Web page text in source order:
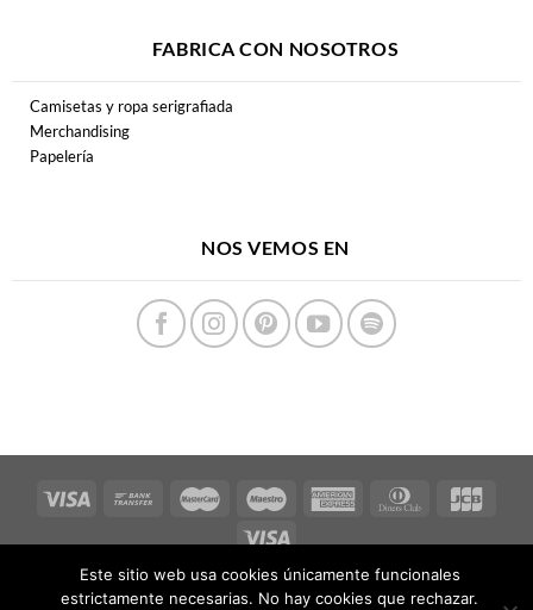
FABRICA CON NOSOTROS
Camisetas y ropa serigrafiada
Merchandising
Papelería
NOS VEMOS EN
Copyright 2026 ©FERPECTAMENTE
Este sitio web usa cookies únicamente funcionales
estrictamente necesarias. No hay cookies que rechazar.